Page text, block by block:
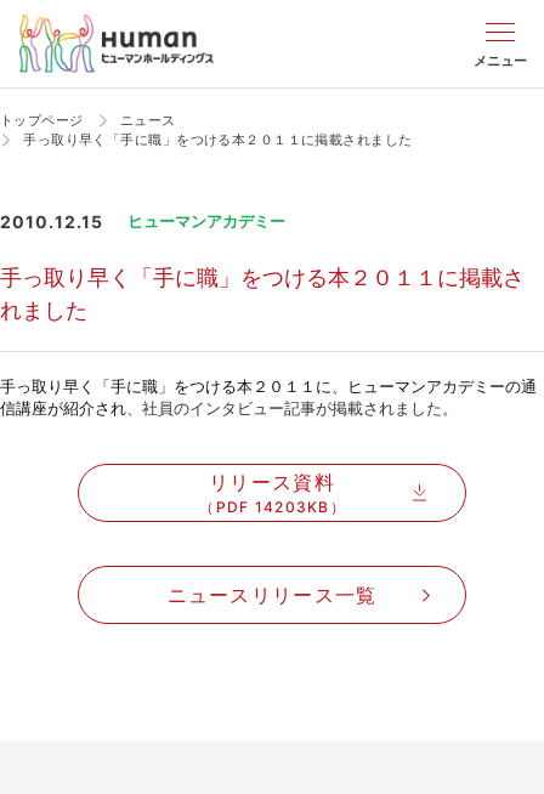
メニュー
トップページ
ニュース
手っ取り早く「手に職」をつける本２０１１に掲載されました
2010.12.15 ヒューマンアカデミー
手っ取り早く「手に職」をつける本２０１１に掲載さ
れました
手っ取り早く「手に職」をつける本２０１１に、ヒューマンアカデミーの通
信講座が紹介され、社員のインタビュー記事が掲載されました。
リリース資料
（PDF 14203KB）
ニュースリリース一覧